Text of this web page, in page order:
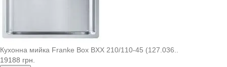
Кухонна мийка Franke Box BXX 210/110-45 (127.036..
19188 грн.